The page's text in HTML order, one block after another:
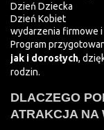
Dzień Dziecka
Dzień Kobiet
wydarzenia firmowe
Program
jak i dorosłych,
rodzin.
DLACZEGO
ATRAKCJA NA